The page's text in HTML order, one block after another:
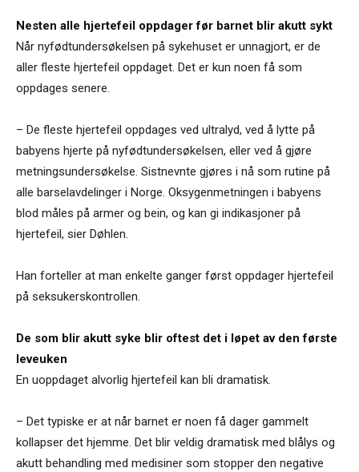
Nesten alle hjertefeil oppdager før barnet blir akutt sykt
Når nyfødtundersøkelsen på sykehuset er unnagjort, er de
aller fleste hjertefeil oppdaget. Det er kun noen få som
oppdages senere.
– De fleste hjertefeil oppdages ved ultralyd, ved å lytte på
babyens hjerte på nyfødtundersøkelsen, eller ved å gjøre
metningsundersøkelse. Sistnevnte gjøres i nå som rutine på
alle barselavdelinger i Norge. Oksygenmetningen i babyens
blod måles på armer og bein, og kan gi indikasjoner på
hjertefeil, sier Døhlen.
Han forteller at man enkelte ganger først oppdager hjertefeil
på seksukerskontrollen.
De som blir akutt syke blir oftest det i løpet av den første
leveuken
En uoppdaget alvorlig hjertefeil kan bli dramatisk.
– Det typiske er at når barnet er noen få dager gammelt
kollapser det hjemme. Det blir veldig dramatisk med blålys og
akutt behandling med medisiner som stopper den negative